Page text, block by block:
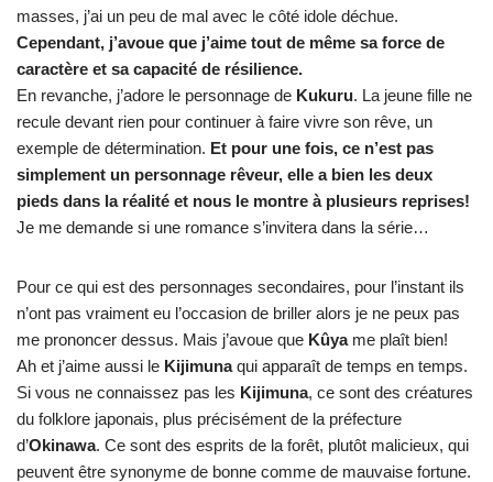
masses, j’ai un peu de mal avec le côté idole déchue.
Cependant, j’avoue que j’aime tout de même sa force de
caractère et sa capacité de résilience.
En revanche, j’adore le personnage de Kukuru. La jeune fille ne
recule devant rien pour continuer à faire vivre son rêve, un
exemple de détermination. Et pour une fois, ce n’est pas
simplement un personnage rêveur, elle a bien les deux
pieds dans la réalité et nous le montre à plusieurs reprises!
Je me demande si une romance s’invitera dans la série…
Pour ce qui est des personnages secondaires, pour l’instant ils
n’ont pas vraiment eu l’occasion de briller alors je ne peux pas
me prononcer dessus. Mais j’avoue que Kûyame plaît bien!
Ah et j’aime aussi le Kijimunaqui apparaît de temps en temps.
Si vous ne connaissez pas les Kijimuna, ce sont des créatures
du folklore japonais, plus précisément de la préfecture
d’Okinawa. Ce sont des esprits de la forêt, plutôt malicieux, qui
peuvent être synonyme de bonne comme de mauvaise fortune.